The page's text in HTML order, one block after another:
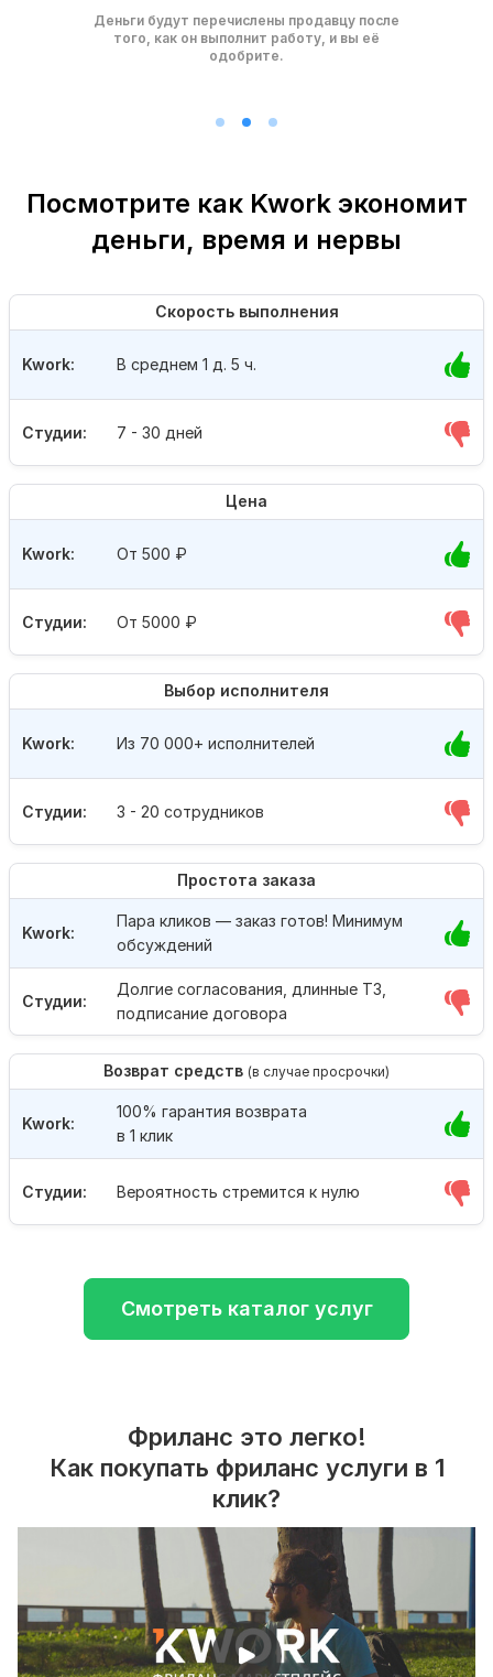
Деньги будут перечислены продавцу после
того, как он выполнит работу, и вы её
одобрите.
Посмотрите как Kwork экономит
деньги, время и нервы
Скорость выполнения
Студии: 7 - 30 дней
Kwork: В среднем 1 д. 5 ч.
Цена
Студии: От 5000 ₽
Kwork: От 500 ₽
Выбор исполнителя
Студии: 3 - 20 сотрудников
Kwork: Из 70 000+ исполнителей
Простота заказа
Студии:
Долгие согласования, длинные ТЗ,
подписание договора
Kwork:
Пара кликов — заказ готов! Минимум
обсуждений
Возврат средств (в случае просрочки)
Студии: Вероятность стремится к нулю
Kwork:
100% гарантия возврата
в 1 клик
Смотреть каталог услуг
Фриланс это легко!
Как покупать фриланс услуги в 1
клик?